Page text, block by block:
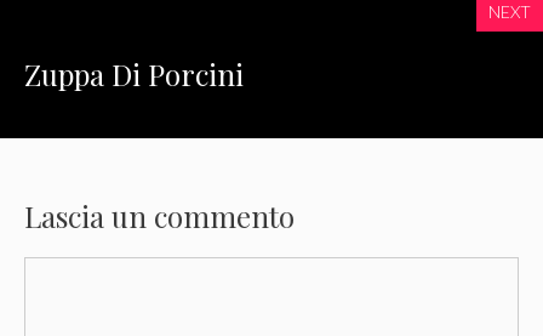
NEXT
Zuppa Di Porcini
Lascia un commento